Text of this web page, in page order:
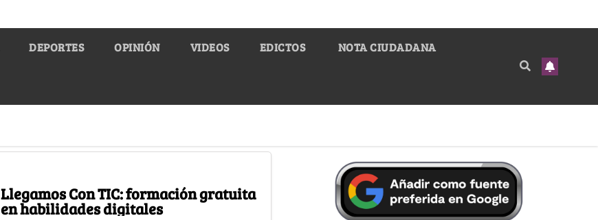
DEPORTES OPINIÓN VIDEOS EDICTOS NOTA CIUDADANA
Llegamos Con TIC: formación gratuita
en habilidades digitales